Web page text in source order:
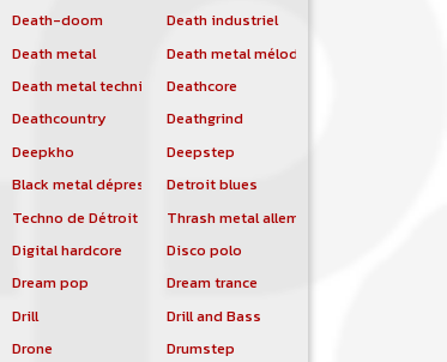
Death-doom
Death industriel
Death metal
Death metal mélodique
Death metal techniqueDeathcore
Deathcountry
Deathgrind
Deepkho
Deepstep
Black metal dépressif Detroit blues
Techno de Détroit
Thrash metal allemand
Digital hardcore
Disco polo
Dream pop
Dream trance
Drill
Drill and Bass
Drone
Drumstep